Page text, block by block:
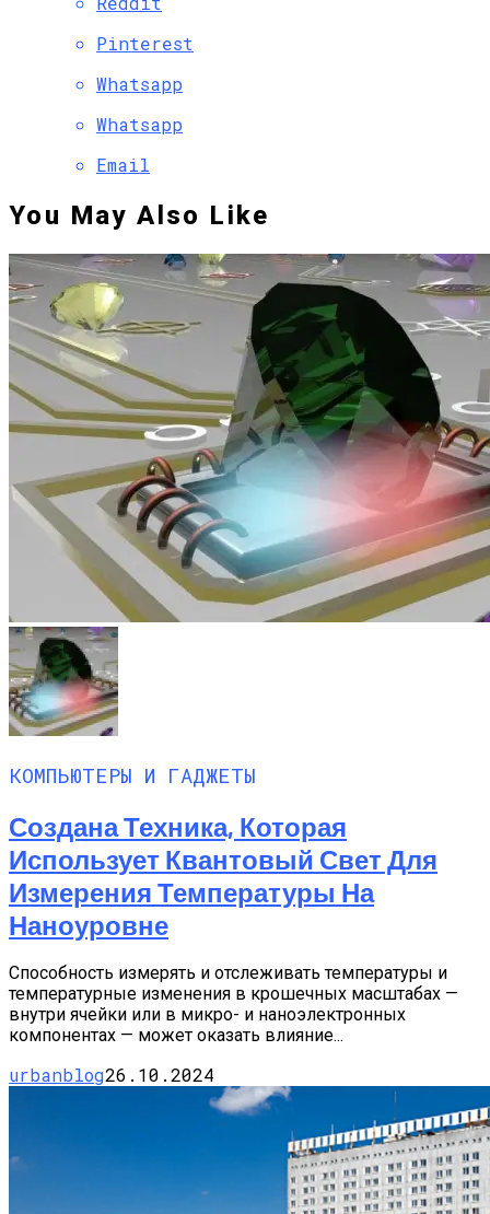
Pinterest
Whatsapp
Whatsapp
Email
You May Also Like
КОМПЬЮТЕРЫ И ГАДЖЕТЫ
Создана Техника, Которая
Использует Квантовый Свет Для
Измерения Температуры На
Наноуровне
Способность измерять и отслеживать температуры и
температурные изменения в крошечных масштабах —
внутри ячейки или в микро- и наноэлектронных
компонентах — может оказать влияние...
urbanblog26.10.2024